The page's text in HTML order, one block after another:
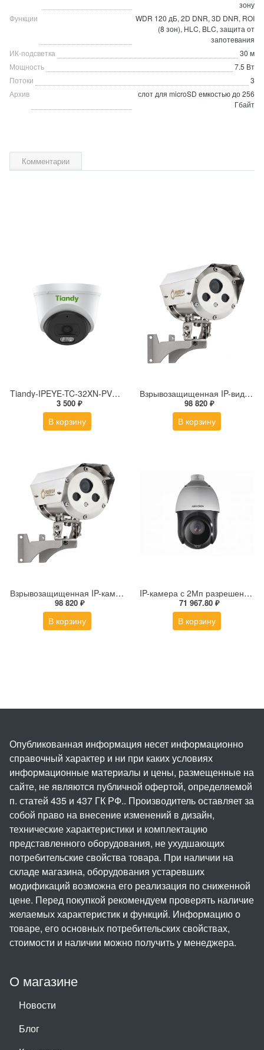
зону
Функции
WDR 120 дБ, 2D DNR, 3D DNR, ROI
(8 зон), HLC, BLC, защита от
запотевания
ИК-подсветка
30 м
Мощность
7.5 Вт
Потоки
3
Архив
слот для microSD емкостью до 256
Гбайт
Комментарии
Tiandy-IPEYE-TC-32XN-PVZ 2Мп купольная «турель» IP камера с фиксированным объективом, серия SPARK со встроенным агентом IPEYE для ПВЗ
3 500 ₽
В корзину
Взрывозащищенная IP-видеокамера Релион Релион-Exd-Н-100-ИК-IP5Мп2.8mm-PoE-МК-TR
98 820 ₽
В корзину
Взрывозащищенная IP-камера Релион Релион-Exd-Н-100-ИК-IP5Мп3.6mm-PoE-МК-TR
98 820 ₽
В корзину
IP-камера с 2Мп разрешением DS-2DE4225IW-DE(S5)
71 967.80 ₽
В корзину
О магазине
Новости
Блог
Опубликованная информация несет информационно
справочный характер и ни при каких условиях
информационные материалы и цены, размещенные на
сайте, не являются публичной офертой, определяемой
п. статей 435 и 437 ГК РФ.. Производитель оставляет за
собой право на внесение изменений в дизайн,
технические характеристики и комплектацию
представленного оборудования, не ухудшающих
потребительские свойства товара. При наличии на
складе магазина, оборудования устаревших
модификаций возможна его реализация по сниженной
цене. Перед покупкой рекомендуем проверять наличие
желаемых характеристик и функций. Информацию о
товаре, его основных потребительских свойствах,
стоимости и наличии можно получить у менеджера.